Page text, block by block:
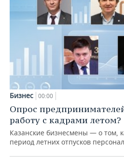
Бизнес 00:00
Опрос
работу с кадрами летом?
Казанские бизнесмены — о том,
период летних отпусков